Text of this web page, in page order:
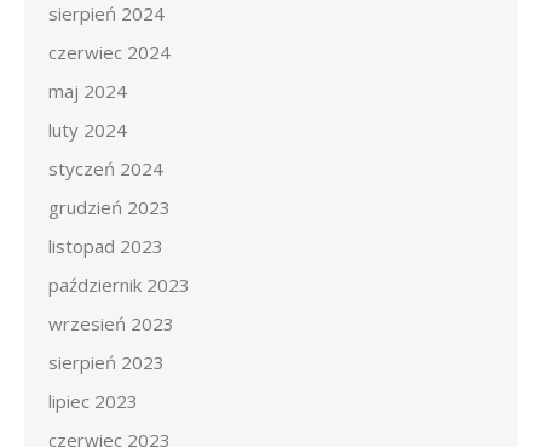
sierpień 2024
czerwiec 2024
maj 2024
luty 2024
styczeń 2024
grudzień 2023
listopad 2023
październik 2023
wrzesień 2023
sierpień 2023
lipiec 2023
czerwiec 2023